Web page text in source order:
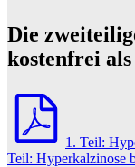
Die
kostenfrei
1. Teil:
Teil: Hyperkalzinose